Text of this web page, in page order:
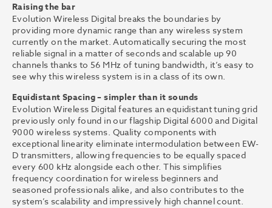
Raising the bar
Evolution Wireless Digital breaks the boundaries by
providing more dynamic range than any wireless system
currently on the market. Automatically securing the most
reliable signal in a matter of seconds and scalable up 90
channels thanks to 56 MHz of tuning bandwidth, it’s easy to
see why this wireless system is in a class of its own.
Equidistant Spacing – simpler than it sounds
Evolution Wireless Digital features an equidistant tuning grid
previously only found in our flagship Digital 6000 and Digital
9000 wireless systems. Quality components with
exceptional linearity eliminate intermodulation between EW-
D transmitters, allowing frequencies to be equally spaced
every 600 kHz alongside each other. This simplifies
frequency coordination for wireless beginners and
seasoned professionals alike, and also contributes to the
system’s scalability and impressively high channel count.